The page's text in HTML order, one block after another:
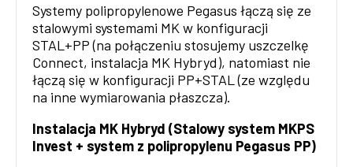
Systemy polipropylenowe Pegasus łączą się ze
stalowymi systemami MK w konfiguracji
STAL+PP (na połączeniu stosujemy uszczelkę
Connect, instalacja MK Hybryd), natomiast nie
łączą się w konfiguracji PP+STAL (ze względu
na inne wymiarowania płaszcza).
Instalacja MK Hybryd (Stalowy system MKPS
Invest + system z polipropylenu Pegasus PP)